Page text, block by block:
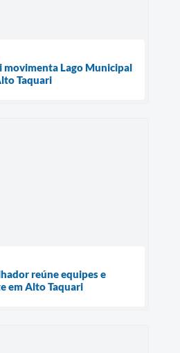
movimenta Lago Municipal
Taquari
reúne equipes e
em Alto Taquari